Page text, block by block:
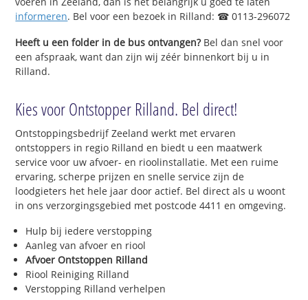
informeren. Bel voor een bezoek in Rilland: ☎ 0113-296072
Heeft u een folder in de bus ontvangen?Bel dan snel voor
een afspraak, want dan zijn wij zéér binnenkort bij u in
Rilland.
Kies voor Ontstopper Rilland. Bel direct!
Ontstoppingsbedrijf Zeeland werkt met ervaren
ontstoppers in regio Rilland en biedt u een maatwerk
service voor uw afvoer- en rioolinstallatie. Met een ruime
ervaring, scherpe prijzen en snelle service zijn de
loodgieters het hele jaar door actief. Bel direct als u woont
in ons verzorgingsgebied met postcode 4411 en omgeving.
Hulp bij iedere verstopping
Aanleg van afvoer en riool
Afvoer Ontstoppen Rilland
Riool Reiniging Rilland
Verstopping Rilland verhelpen